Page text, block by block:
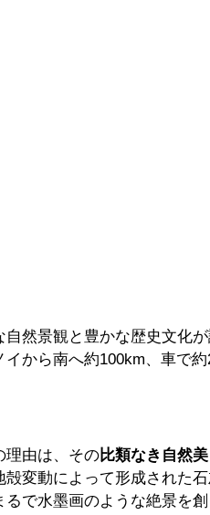
然景観と豊かな歴史文化
から南へ約100km、車で
理由は、その比類なき自然
変動によって形成された
で水墨画のような絶景を